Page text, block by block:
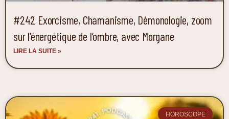
#242 Exorcisme, Chamanisme, Démonologie, zoom
sur l’énergétique de l’ombre, avec Morgane
LIRE LA SUITE »
HOROSCOPE